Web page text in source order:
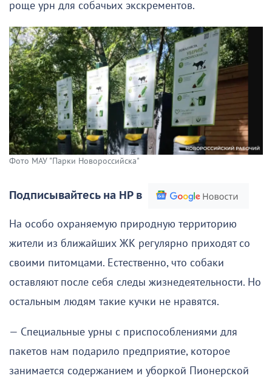
роще урн для собачьих экскрементов.
Фото МАУ "Парки Новороссийска"
Подписывайтесь на НР в
На особо охраняемую природную территорию
жители из ближайших ЖК регулярно приходят со
своими питомцами. Естественно, что собаки
оставляют после себя следы жизнедеятельности. Но
остальным людям такие кучки не нравятся.
— Специальные урны с приспособлениями для
пакетов нам подарило предприятие, которое
занимается содержанием и уборкой Пионерской